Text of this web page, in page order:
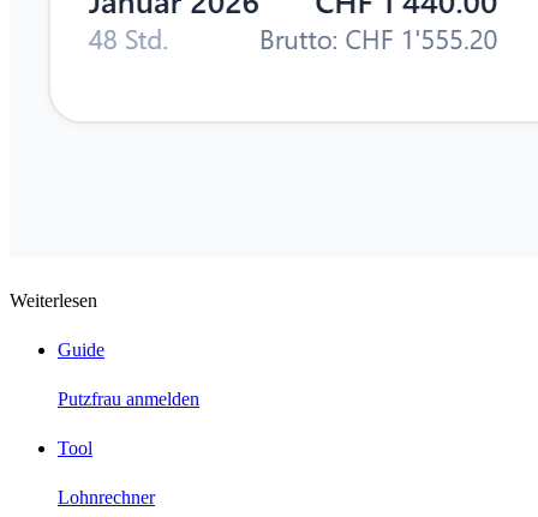
Weiterlesen
Guide
Putzfrau anmelden
Tool
Lohnrechner